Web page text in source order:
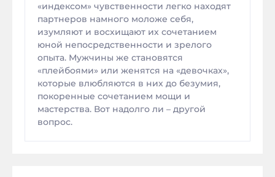
«индексом» чувственности легко находят
партнеров намного моложе себя,
изумляют и восхищают их сочетанием
юной непосредственности и зрелого
опыта. Мужчины же становятся
«плейбоями» или женятся на «девочках»,
которые влюбляются в них до безумия,
покоренные сочетанием мощи и
мастерства. Вот надолго ли – другой
вопрос.